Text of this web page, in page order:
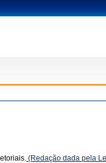
(Redação dada pela